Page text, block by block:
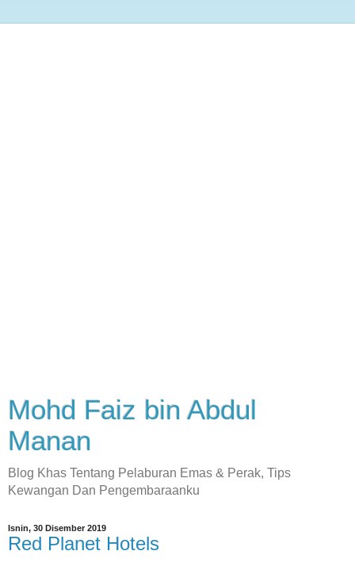
Mohd Faiz bin Abdul
Manan
Blog Khas Tentang Pelaburan Emas & Perak, Tips
Kewangan Dan Pengembaraanku
Isnin, 30 Disember 2019
Red Planet Hotels